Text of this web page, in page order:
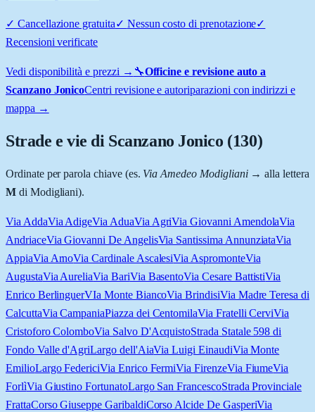
✓ Cancellazione gratuita✓ Nessun costo di prenotazione✓
Recensioni verificate
Vedi disponibilità e prezzi → 🔧Officine e revisione auto a
Scanzano JonicoCentri revisione e autoriparazioni con indirizzi e
mappa →
Strade e vie di Scanzano Jonico (130)
Ordinate per parola chiave (es. Via Amedeo Modigliani→ alla lettera
Mdi Modigliani).
Via AddaVia AdigeVia AduaVia AgriVia Giovanni AmendolaVia
AndriaceVia Giovanni De AngelisVia Santissima AnnunziataVia
AppiaVia ArnoVia Cardinale AscalesiVia AspromonteVia
AugustaVia AureliaVia BariVia BasentoVia Cesare BattistiVia
Enrico BerlinguerVIa Monte BiancoVia BrindisiVia Madre Teresa di
CalcuttaVia CampaniaPiazza dei CentomilaVia Fratelli CerviVia
Cristoforo ColomboVia Salvo D'AcquistoStrada Statale 598 di
Fondo Valle d'AgriLargo dell'AiaVia Luigi EinaudiVia Monte
EmilioLargo FedericiVia Enrico FermiVia FirenzeVia FiumeVia
ForlìVia Giustino FortunatoLargo San FrancescoStrada Provinciale
FrattaCorso Giuseppe GaribaldiCorso Alcide De GasperiVia